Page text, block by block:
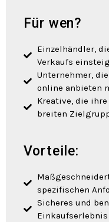
Für wen?
Einzelhändler,
Verkaufs
Unternehmer,
online anbieten
Kreative, die
breiten
Vorteile:
spezifischen
Sicheres und
Einkaufserlebnis